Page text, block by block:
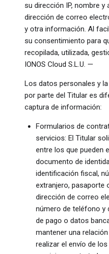
su dirección IP, nombre y
dirección de correo
y otra información. Al
su consentimiento para
recopilada, utilizada,
IONOS Cloud S.L.U. —
Los datos personales y
por parte del Titular es
captura de información:
Formularios de
servicios: El Titular
entre los que pueden
documento de
identificación fiscal,
extranjero, pasaporte
dirección de correo
número de teléfono y
de pago o datos
mantener una
realizar el envío de